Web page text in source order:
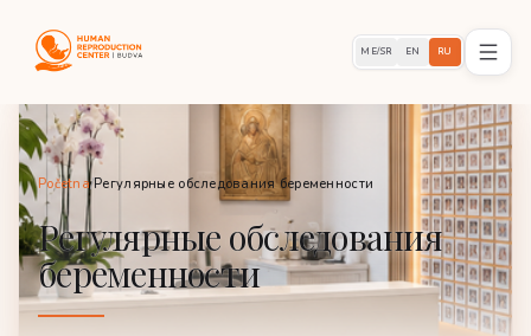
ME/SR EN RU
Početna/Регулярные обследования беременности
Регулярные обследования
беременности